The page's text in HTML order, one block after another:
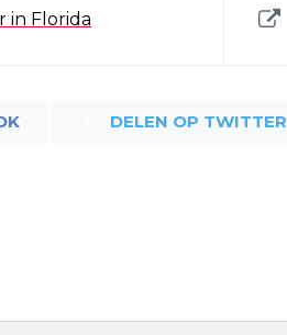
in Florida
DELEN OP TWITTER